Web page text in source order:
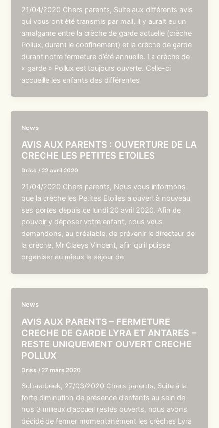
21/04/2020 Chers parents, Suite aux différents avis
qui vous ont été transmis par mail, il y aurait eu un
amalgame entre la crèche de garde actuelle (crèche
Pollux, durant le confinement) et la crèche de garde
durant notre fermeture d’été annuelle. La crèche de
« garde » Pollux est toujours ouverte. Celle-ci
accueille les enfants des différentes
News
AVIS AUX PARENTS : OUVERTURE DE LA
CRECHE LES PETITES ETOILES
Driss / 22 avril 2020
21/04/2020 Chers parents, Nous vous informons
que la crèche les Petites Etoiles a ouvert à nouveau
ses portes depuis ce lundi 20 avril 2020. Afin de
pouvoir y déposer votre enfant, nous vous
demandons, au préalable, de prévenir le directeur de
la crèche, Mr Claeys Vincent, afin qu’il puisse
organiser au mieux le séjour de
News
AVIS AUX PARENTS – FERMETURE
CRECHE DE GARDE LYRA ET ANTARES –
RESTE UNIQUEMENT OUVERT CRECHE
POLLUX
Driss / 27 mars 2020
Schaerbeek, 27/03/2020 Chers parents, Suite à la
forte diminution de présence d’enfants au sein de
nos 3 milieux d’accueil restés ouverts, nous avons
décidé de fermer momentanément les crèches Lyra